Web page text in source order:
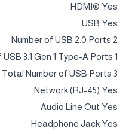
HDMI® Yes
USB Yes
Number of USB 2.0 Ports 2
3.1 Gen 1 Type-A Ports 1
Total Number of USB Ports 3
Network (RJ-45) Yes
Audio Line Out Yes
Headphone Jack Yes